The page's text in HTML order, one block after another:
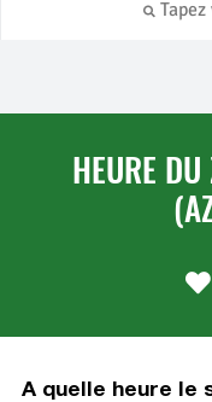
HEURE
A quelle heure le